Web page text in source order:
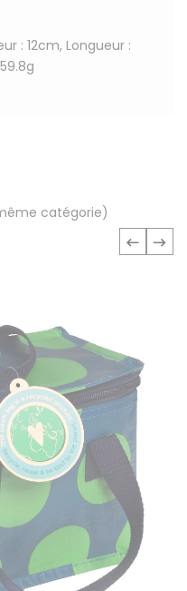
: 12cm, Longueur :
catégorie)